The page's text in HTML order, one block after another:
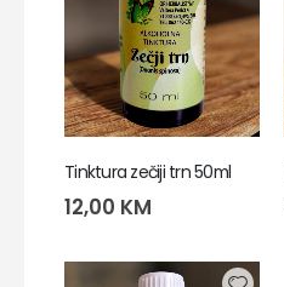
Tinktura zečiji trn 50ml
12,00 KM